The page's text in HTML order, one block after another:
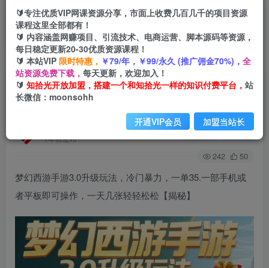
首页 会员免费 正文
梦幻西游手游3.0升级玩法，冷门暴力，一单35.一
部手机或者平板即可操作，一天几张轻轻松松
1年前发布
关注 私信
242 50
梦幻西游手游3.0升级玩法，冷门暴力，一单35.一部手机或
者平板即可操作，一天几张轻轻松松【揭秘】
🔰专注优质VIP网课资源分享，市面上收费几百几千的项目资源
课程这里全部都有！
🔰 内容涵盖网赚项目、引流技术、电商运营、脚本源码等资源，
每日稳定更新20-30优质资源课程！
🔰 本站VIP 限时特惠， ￥79/年，￥99/永久 (推广佣金70%)， 全
站资源免费下载， 每天更新，欢迎加入！
🔰 知拾光开放加盟，搭建一个和知拾光一样的知识付费平台， 站
长微信：moonsohh
开通VIP会员 加盟当站长